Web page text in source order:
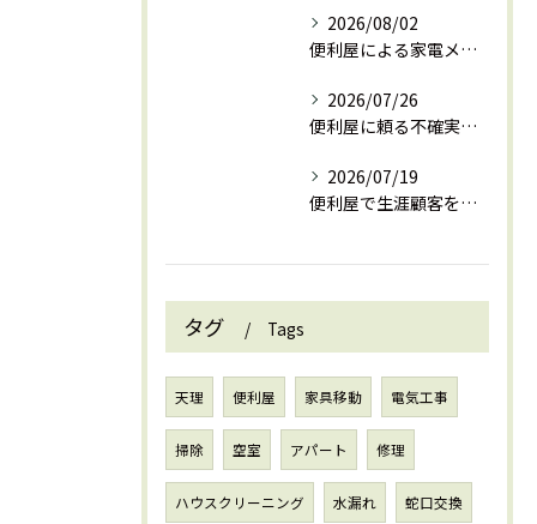
2026/08/02
便利屋による家電メンテナンスの依頼範囲と信頼できる選び方
2026/07/26
便利屋に頼る不確実性を安心に変える奈良県天理市葛城市の賢い活用法
2026/07/19
便利屋で生涯顧客を獲得し安定収益を実現するための信頼構築とリピート戦略
タグ Tags
天理 便利屋 家具移動 電気工事
掃除 空室 アパート 修理
ハウスクリーニング 水漏れ 蛇口交換